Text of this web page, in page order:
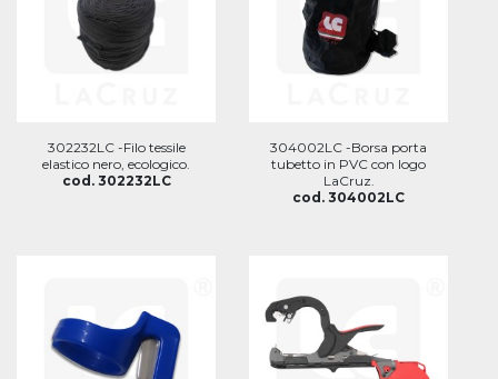
302232LC -Filo tessile
elastico nero, ecologico.
cod. 302232LC
304002LC -Borsa porta
tubetto in PVC con logo
LaCruz.
cod. 304002LC